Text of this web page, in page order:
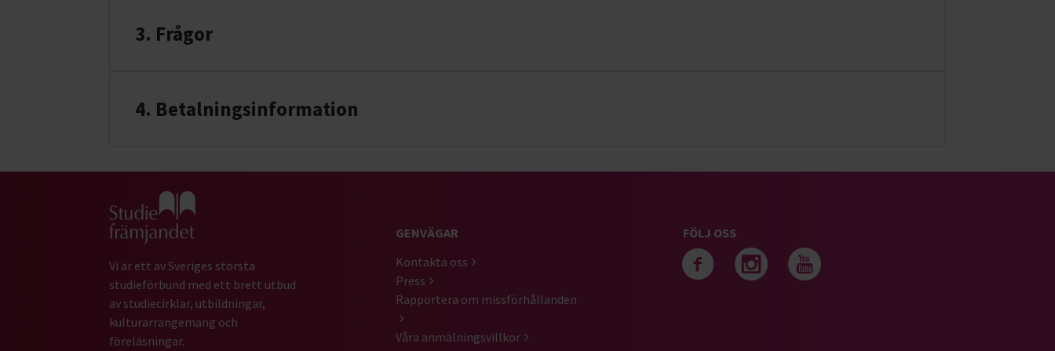
3. Frågor
4. Betalningsinformation
Gå till studiefrämjandets startsida
Vi är ett av Sveriges största
studieförbund med ett brett utbud
av studiecirklar, utbildningar,
kulturarrangemang och
föreläsningar.
GENVÄGAR
Kontakta oss
Press
Rapportera om missförhållanden
Våra anmälningsvillkor
FÖLJ OSS
Följ oss på facebook
Följ oss på instagram
Följ oss på youtube